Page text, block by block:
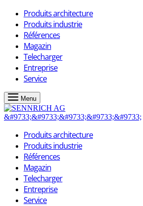
Produits architecture
Produits industrie
Références
Magazin
Telecharger
Entreprise
Service
Menu
Produits architecture
Produits industrie
Références
Magazin
Telecharger
Entreprise
Service